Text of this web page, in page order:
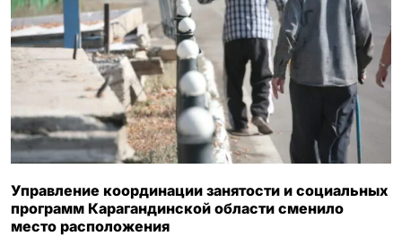
Управление координации занятости и социальных
программ Карагандинской области сменило
место расположения